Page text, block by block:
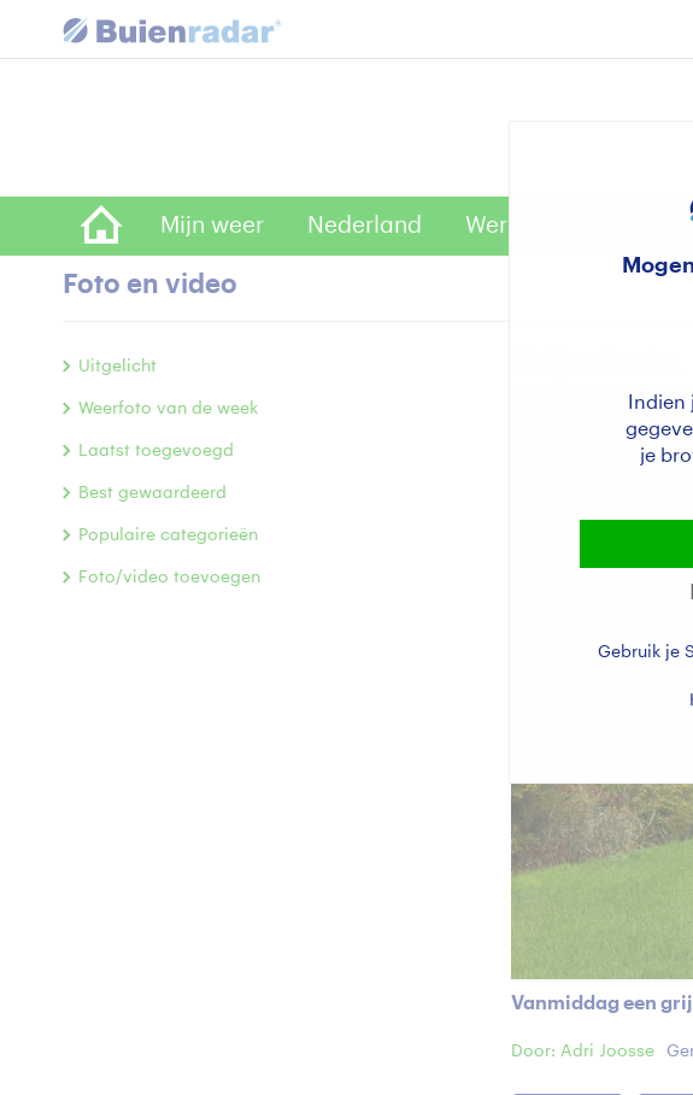
Mijn weer Nederland Wereldwijd Foto
Foto en video
Vanmiddag een
Door: Adri Joosse
Uitgelicht
Weerfoto van de week
Laatst toegevoegd
Best gewaardeerd
Populaire categorieën
Foto/video toevoegen
je
Gebruik je